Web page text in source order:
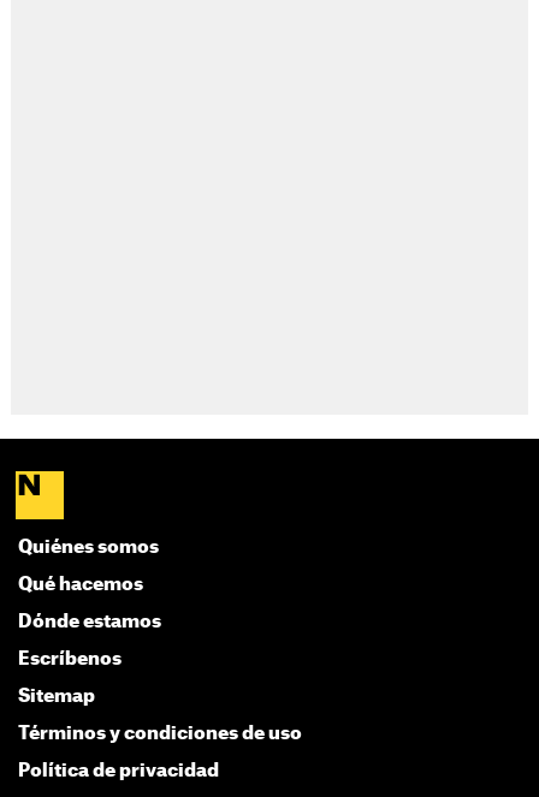
Quiénes somos
Qué hacemos
Dónde estamos
Escríbenos
Sitemap
Términos y condiciones de uso
Política de privacidad